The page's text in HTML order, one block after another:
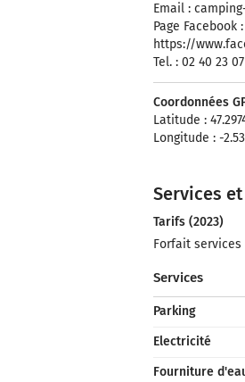
Email :
Page Facebook :
https://
Tel. : 02 40 23
Coordonnées
Latitude :
Longitude : -
Services
Tarifs (2023)
Forfait services
Services
Parking
Electricité
Fourniture